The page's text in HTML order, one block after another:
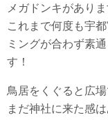
メガドンキがありま
これまで何度も宇
ミングが合わず素
す！
鳥居をくぐると広
まだ神社に来た感は